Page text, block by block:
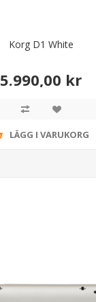
Korg D1 White
5.990,00 kr
LÄGG I VARUKORG